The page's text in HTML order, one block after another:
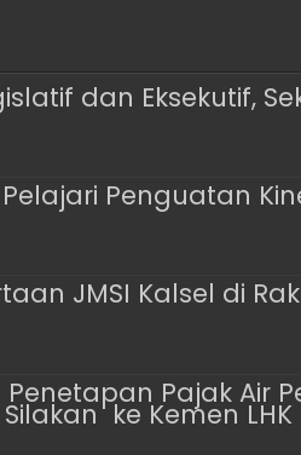
dan Eksekutif,
Pelajari Penguatan
JMSI Kalsel di
Penetapan Pajak Air
ke Kemen LHK